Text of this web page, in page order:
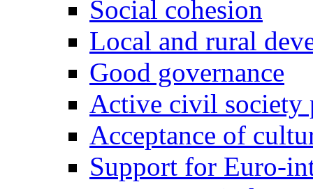
Social cohesion
Local and rural
Good governance
Active civil society
Acceptance of
Support for Euro-